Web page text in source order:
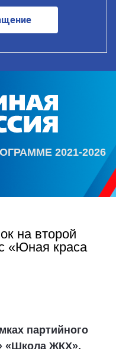
2021-2026
на второй
«Юная краса
партийного
«Школа ЖКХ».